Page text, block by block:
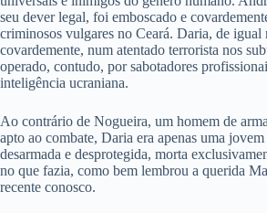
seu dever legal, foi emboscado e
criminosos vulgares no Ceará. Daria, de igual
covardemente, num atentado terrorista nos
operado, contudo, por sabotadores
inteligência ucraniana.
Ao contrário de Nogueira, um homem de
apto ao combate, Daria era apenas uma
desarmada e desprotegida, morta
no que fazia, como bem lembrou a querida
recente conosco.